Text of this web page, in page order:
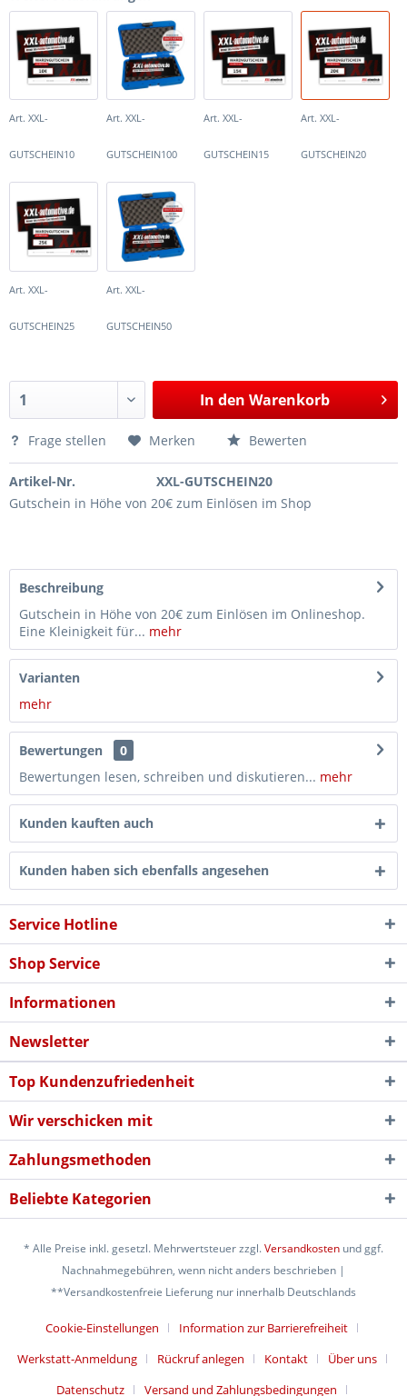
Art. XXL-
GUTSCHEIN10
Art. XXL-
GUTSCHEIN100
Art. XXL-
GUTSCHEIN15
Art. XXL-
GUTSCHEIN20
Art. XXL-
GUTSCHEIN25
Art. XXL-
GUTSCHEIN50
In den Warenkorb
Frage stellen Merken Bewerten
Artikel-Nr.
XXL-GUTSCHEIN20
Gutschein in Höhe von 20€ zum Einlösen im Shop
Beschreibung
Gutschein in Höhe von 20€ zum Einlösen im Onlineshop.
Eine Kleinigkeit für... mehr
Varianten
mehr
Bewertungen
0
Bewertungen lesen, schreiben und diskutieren... mehr
Kunden kauften auch
Kunden haben sich ebenfalls angesehen
Service Hotline
Shop Service
Informationen
Newsletter
Top Kundenzufriedenheit
Wir verschicken mit
Zahlungsmethoden
Beliebte Kategorien
* Alle Preise inkl. gesetzl. Mehrwertsteuer zzgl.Versandkosten und ggf.
Nachnahmegebühren, wenn nicht anders beschrieben |
**Versandkostenfreie Lieferung nur innerhalb Deutschlands
Cookie-Einstellungen
Information zur Barrierefreiheit
Werkstatt-Anmeldung
Rückruf anlegen Kontakt
Über uns
Datenschutz
Versand und Zahlungsbedingungen